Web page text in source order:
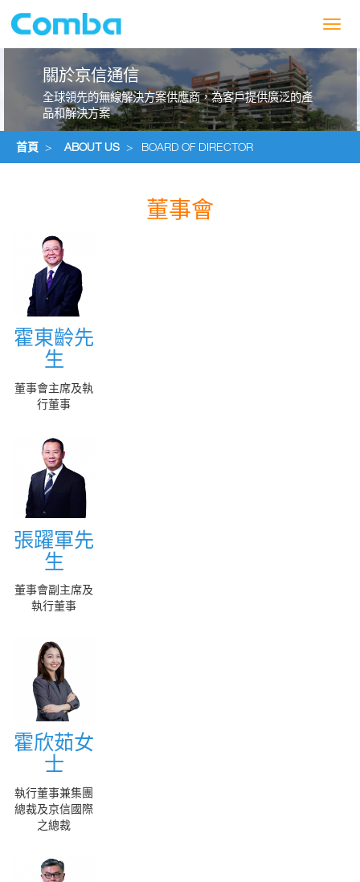
關於京信通信
全球領先的無線解決方案供應商，為客戶提供廣泛的產
品和解決方案
首頁 > ABOUT US > BOARD OF DIRECTOR
董事會
霍東齡先
生
More
霍東齡先
生
董事會主席及執
行董事
張躍軍先
生
More
張躍軍先
生
董事會副主席及
執行董事
霍欣茹女
士
More
霍欣茹女
士
執行董事兼集團
總裁及京信國際
之總裁